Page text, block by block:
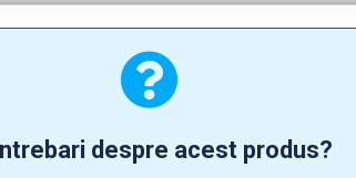
despre acest produs?